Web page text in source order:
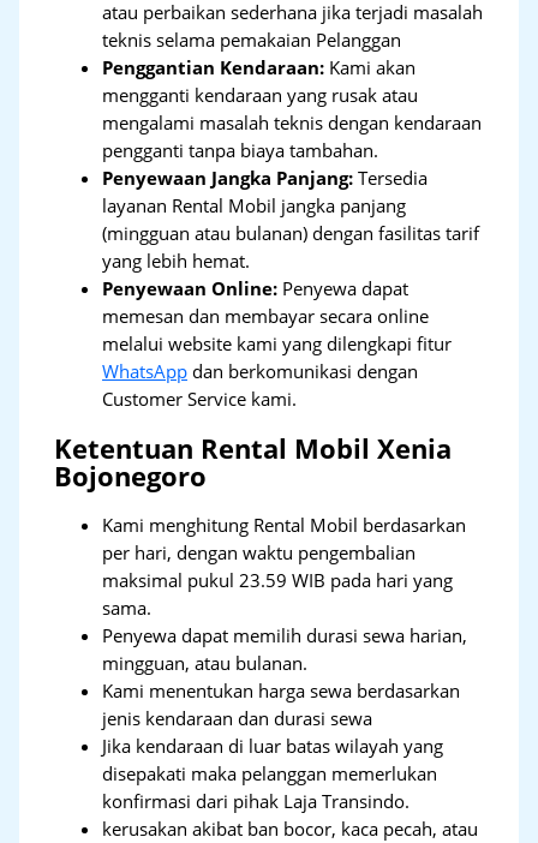
atau perbaikan sederhana jika terjadi masalah
teknis selama pemakaian Pelanggan
Penggantian Kendaraan: Kami akan
mengganti kendaraan yang rusak atau
mengalami masalah teknis dengan kendaraan
pengganti tanpa biaya tambahan.
Penyewaan Jangka Panjang: Tersedia
layanan Rental Mobil jangka panjang
(mingguan atau bulanan) dengan fasilitas tarif
yang lebih hemat.
Penyewaan Online: Penyewa dapat
memesan dan membayar secara online
melalui website kami yang dilengkapi fitur
WhatsApp dan berkomunikasi dengan
Customer Service kami.
Ketentuan Rental Mobil Xenia
Bojonegoro
Kami menghitung Rental Mobil berdasarkan
per hari, dengan waktu pengembalian
maksimal pukul 23.59 WIB pada hari yang
sama.
Penyewa dapat memilih durasi sewa harian,
mingguan, atau bulanan.
Kami menentukan harga sewa berdasarkan
jenis kendaraan dan durasi sewa
Jika kendaraan di luar batas wilayah yang
disepakati maka pelanggan memerlukan
konfirmasi dari pihak Laja Transindo.
kerusakan akibat ban bocor, kaca pecah, atau